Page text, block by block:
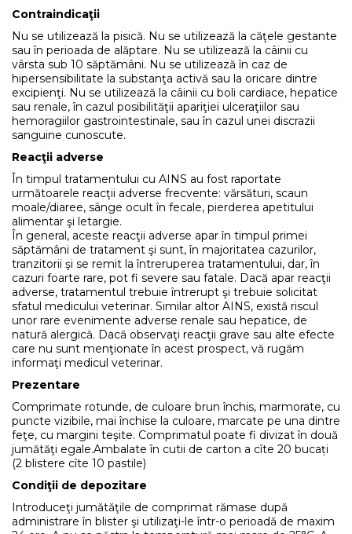
Contraindicaţii
Nu se utilizează la pisică. Nu se utilizează la căţele gestante
sau în perioada de alăptare. Nu se utilizează la câinii cu
vârsta sub 10 săptămâni. Nu se utilizează în caz de
hipersensibilitate la substanţa activă sau la oricare dintre
excipienţi. Nu se utilizează la câinii cu boli cardiace, hepatice
sau renale, în cazul posibilităţii apariţiei ulceraţiilor sau
hemoragiilor gastrointestinale, sau în cazul unei discrazii
sanguine cunoscute.
Reacţii adverse
În timpul tratamentului cu AINS au fost raportate
următoarele reacţii adverse frecvente: vărsături, scaun
moale/diaree, sânge ocult în fecale, pierderea apetitului
alimentar şi letargie.
În general, aceste reacţii adverse apar în timpul primei
săptămâni de tratament şi sunt, în majoritatea cazurilor,
tranzitorii şi se remit la întreruperea tratamentului, dar, în
cazuri foarte rare, pot fi severe sau fatale. Dacă apar reacţii
adverse, tratamentul trebuie întrerupt şi trebuie solicitat
sfatul medicului veterinar. Similar altor AINS, există riscul
unor rare evenimente adverse renale sau hepatice, de
natură alergică. Dacă observaţi reacţii grave sau alte efecte
care nu sunt menţionate în acest prospect, vă rugăm
informaţi medicul veterinar.
Prezentare
Comprimate rotunde, de culoare brun închis, marmorate, cu
puncte vizibile, mai închise la culoare, marcate pe una dintre
feţe, cu margini teşite. Comprimatul poate fi divizat în două
jumătăţi egale.Ambalate în cutii de carton a cîte 20 bucați
(2 blistere cîte 10 pastile)
Condiţii de depozitare
Introduceţi jumătăţile de comprimat rămase după
administrare în blister şi utilizaţi-le într-o perioadă de maxim